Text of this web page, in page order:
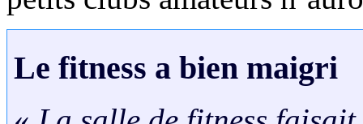
Le fitness a bien maigri